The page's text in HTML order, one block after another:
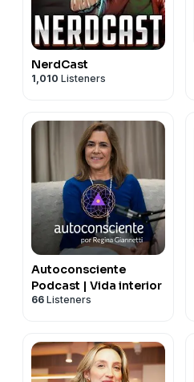
NerdCast
1,010 Listeners
Autoconsciente
Podcast | Vida interior
66 Listeners